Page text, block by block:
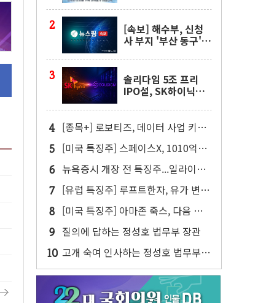
확대 강조
[속보] 해수부, 신청
사 부지 '부산 동구'
솔리다임 5조 프리
IPO설, SK하이닉스
[종목+] 로보티즈, 데이터 사업 키운
다…내년 '데이터 팩토리' 가동
[미국 특징주] 스페이스X, 1010억달
러 락업 해제 앞두고 주가 압박 가중
뉴욕증시 개장 전 특징주...일라이릴
리·아리스타네트웍스·디즈니↑ VS
써클·AMD·핀터레스트↓
[유럽 특징주] 루프트한자, 유가 변동
성에 연간 실적 전망 낮춰
[미국 특징주] 아마존 죽스, 다음 주
라스베이거스에서 유료 로보택시 운
행 시작
질의에 답하는 정성호 법무부 장관
고개 숙여 인사하는 정성호 법무부
장관